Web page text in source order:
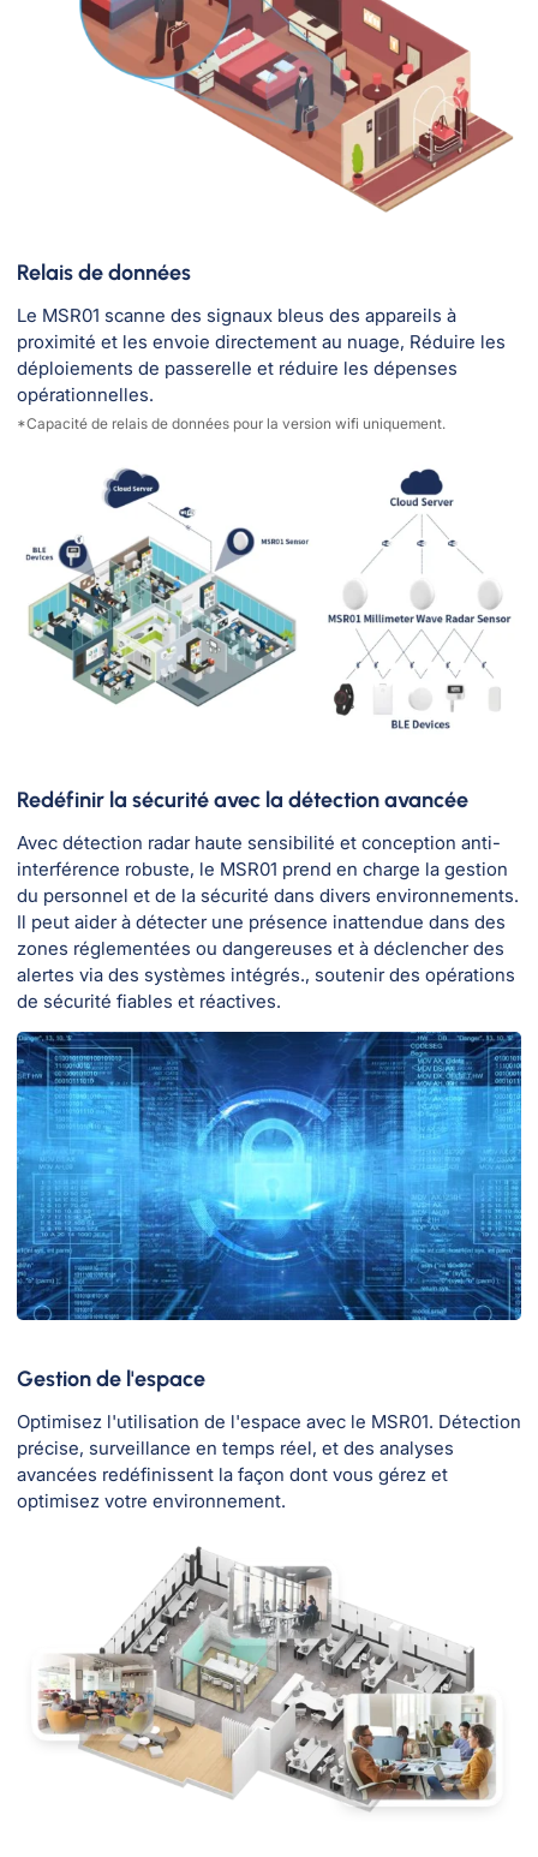
Relais de données
Le MSR01 scanne des signaux bleus des appareils à
proximité et les envoie directement au nuage, Réduire les
déploiements de passerelle et réduire les dépenses
opérationnelles.
*Capacité de relais de données pour la version wifi uniquement.
Redéfinir la sécurité avec la détection avancée
Avec détection radar haute sensibilité et conception anti-
interférence robuste, le MSR01 prend en charge la gestion
du personnel et de la sécurité dans divers environnements.
Il peut aider à détecter une présence inattendue dans des
zones réglementées ou dangereuses et à déclencher des
alertes via des systèmes intégrés., soutenir des opérations
de sécurité fiables et réactives.
Gestion de l'espace
Optimisez l'utilisation de l'espace avec le MSR01. Détection
précise, surveillance en temps réel, et des analyses
avancées redéfinissent la façon dont vous gérez et
optimisez votre environnement.